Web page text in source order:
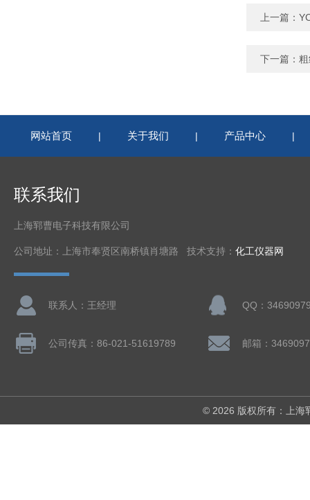
上一篇：
下一篇：
网站首页 | 关于我们 | 产品中心 |
联系我们
上海郓曹电子科技有限公司
公司地址：上海市奉贤区南桥镇肖塘路 技术支持： 化工仪器网
联系人：王经理 QQ：
公司传真：86-021-51619789 邮箱：
© 2026 版权所有：上